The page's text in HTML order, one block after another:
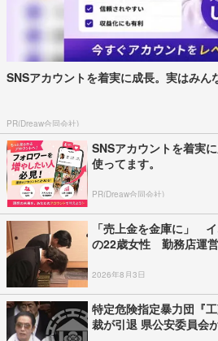
SNSアカウントを着実に成長。実はみん
PR(Dreaw合同会社)
SNSアカウントを着実
使ってます。
PR(Dreaw合同会社)
「売上金を金庫に」
の22歳女性 勤務店運
2026年8月3日
特定危険指定暴力団『
裁が引退 県公安委員会